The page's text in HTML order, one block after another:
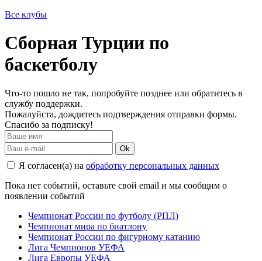
Все клубы
Сборная Турции по
баскетболу
Что-то пошло не так, попробуйте позднее или обратитесь в
службу поддержки.
Пожалуйста, дождитесь подтверждения отправки формы.
Спасибо за подписку!
Ok
Я согласен(а) на обработку персональных данных
Пока нет событий, оставьте свой email и мы сообщим о
появлении событий
Чемпионат России по футболу (РПЛ)
Чемпионат мира по биатлону
Чемпионат России по фигурному катанию
Лига Чемпионов УЕФА
Лига Европы УЕФА